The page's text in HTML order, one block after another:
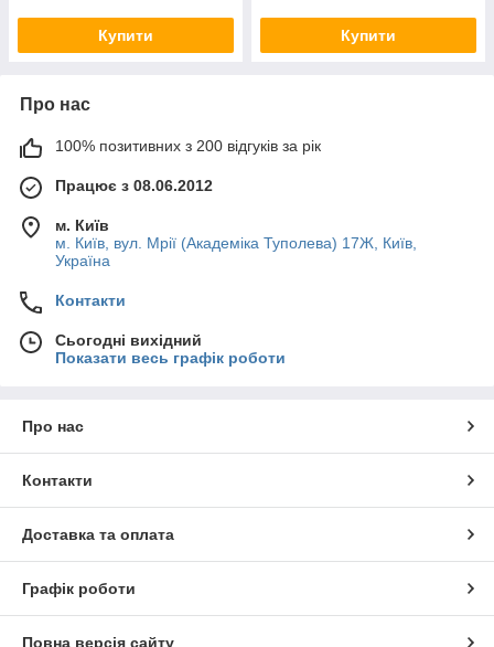
Купити Купити
Про нас
100% позитивних з 200 відгуків за рік
Працює з 08.06.2012
м. Київ
м. Київ, вул. Мрії (Академіка Туполева) 17Ж, Київ,
Україна
Контакти
Сьогодні вихідний
Показати весь графік роботи
Про нас
Контакти
Доставка та оплата
Графік роботи
Повна версія сайту